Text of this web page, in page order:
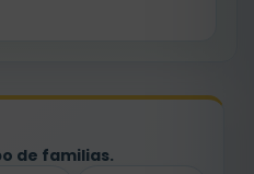
de familias.